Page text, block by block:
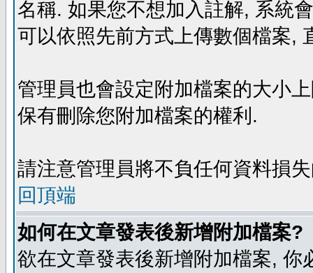
名稱. 如果您不想加入註解, 系統
可以依照先前方式上傳數個檔案,
管理員也會設定附加檔案的大小
保有刪除您附加檔案的權利.
請注意管理員將不負任何資料損
回頂端
如何在文章發表後新增附加檔案?
欲在文章發表後新增附加檔案,